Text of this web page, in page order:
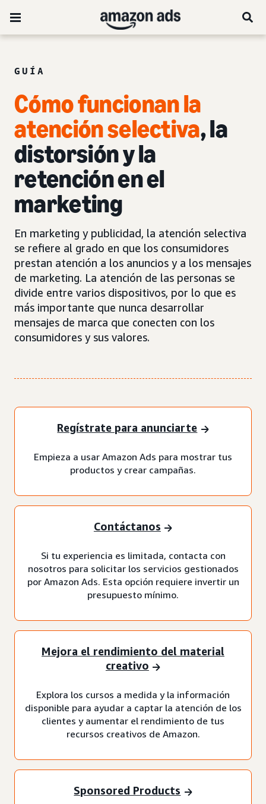
GUÍA
Cómo funcionan la
atención selectiva, la
distorsión y la
retención en el
marketing
En marketing y publicidad, la atención selectiva
se refiere al grado en que los consumidores
prestan atención a los anuncios y a los mensajes
de marketing. La atención de las personas se
divide entre varios dispositivos, por lo que es
más importante que nunca desarrollar
mensajes de marca que conecten con los
consumidores y sus valores.
Regístrate para anunciarte
Empieza a usar Amazon Ads para mostrar tus
productos y crear campañas.
Contáctanos
Si tu experiencia es limitada, contacta con
nosotros para solicitar los servicios gestionados
por Amazon Ads. Esta opción requiere invertir un
presupuesto mínimo.
Mejora el rendimiento del material
creativo
Explora los cursos a medida y la información
disponible para ayudar a captar la atención de los
clientes y aumentar el rendimiento de tus
recursos creativos de Amazon.
Sponsored Products